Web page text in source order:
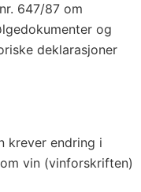
647/87 om
og
deklarasjoner
krever endring i
vin (vinforskriften)